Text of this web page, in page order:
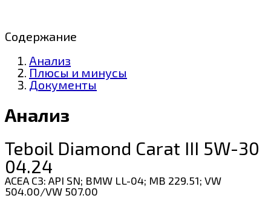
Содержание
Анализ
Плюсы и минусы
Документы
Анализ
Teboil Diamond Carat III 5W-30
04.24
ACEA C3: API SN; BMW LL-04; MB 229.51; VW
504.00/VW 507.00